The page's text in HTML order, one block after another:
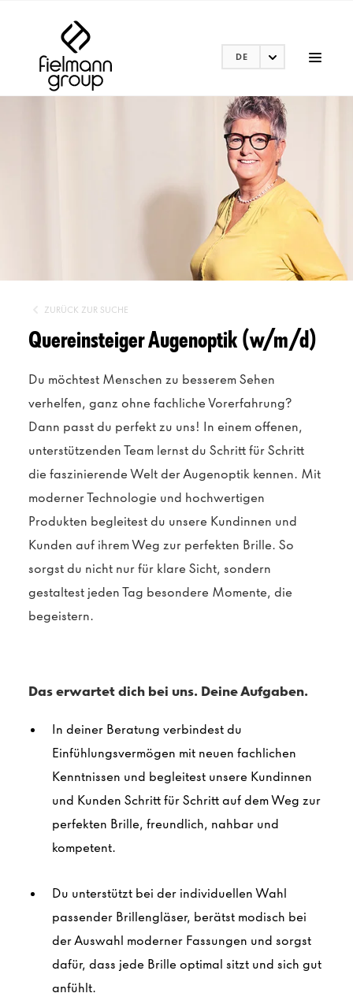
DE
ZURÜCK ZUR SUCHE
Quereinsteiger Augenoptik (w/m/d)
Du möchtest Menschen zu besserem Sehen
verhelfen, ganz ohne fachliche Vorerfahrung?
Dann passt du perfekt zu uns! In einem offenen,
unterstützenden Team lernst du Schritt für Schritt
die faszinierende Welt der Augenoptik kennen. Mit
moderner Technologie und hochwertigen
Produkten begleitest du unsere Kundinnen und
Kunden auf ihrem Weg zur perfekten Brille. So
sorgst du nicht nur für klare Sicht, sondern
gestaltest jeden Tag besondere Momente, die
begeistern.
Das erwartet dich bei uns. Deine Aufgaben.
In deiner Beratung verbindest du
Einfühlungsvermögen mit neuen fachlichen
Kenntnissen und begleitest unsere Kundinnen
und Kunden Schritt für Schritt auf dem Weg zur
perfekten Brille, freundlich, nahbar und
kompetent.
Du unterstützt bei der individuellen Wahl
passender Brillengläser, berätst modisch bei
der Auswahl moderner Fassungen und sorgst
dafür, dass jede Brille optimal sitzt und sich gut
anfühlt.